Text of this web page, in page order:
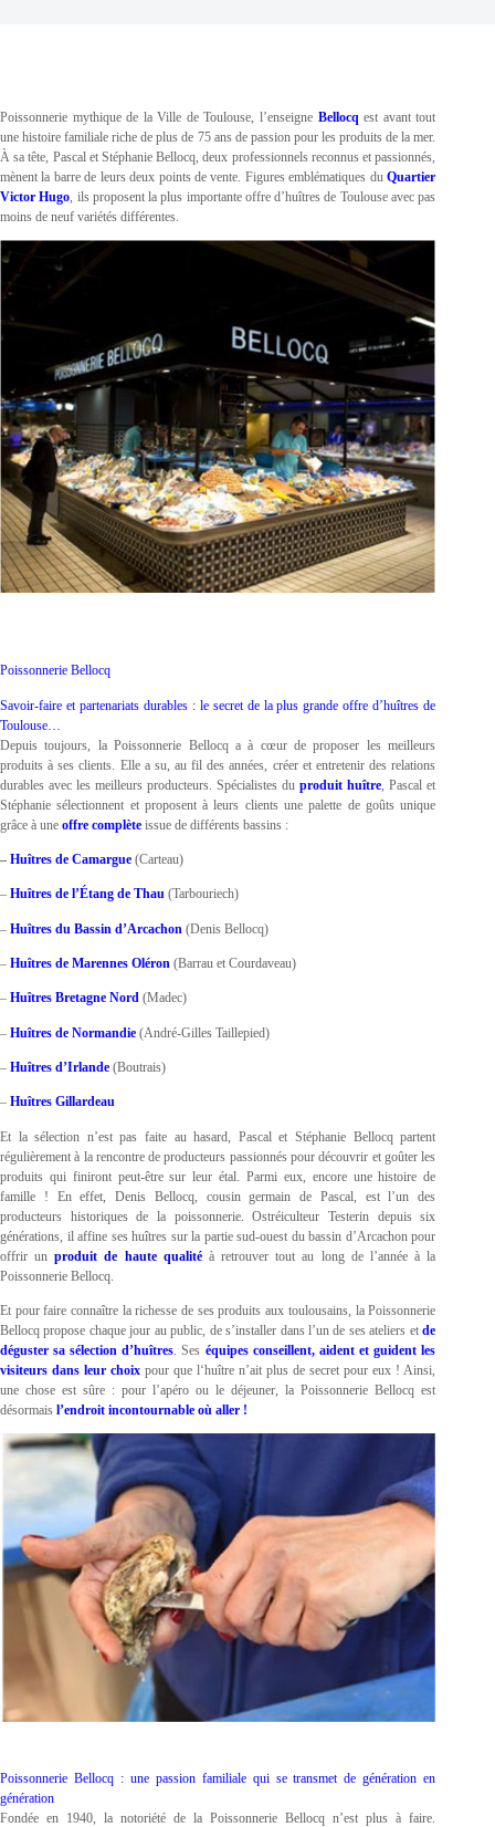
Poissonnerie mythique de la Ville de Toulouse, l’enseigne Bellocq est avant tout
une histoire familiale riche de plus de 75 ans de passion pour les produits de la mer.
À sa tête, Pascal et Stéphanie Bellocq, deux professionnels reconnus et passionnés,
mènent la barre de leurs deux points de vente. Figures emblématiques duQuartier
Victor Hugo, ils proposent la plus importante offre d’huîtres de Toulouse avec pas
moins de neuf variétés différentes.
Poissonnerie Bellocq
Savoir-faire et partenariats durables : le secret de la plus grande offre d’huîtres de
Toulouse…
Depuis toujours, la Poissonnerie Bellocq a à cœur de proposer les meilleurs
produits à ses clients. Elle a su, au fil des années, créer et entretenir des relations
durables avec les meilleurs producteurs. Spécialistes duproduit huître , Pascal et
Stéphanie sélectionnent et proposent à leurs clients une palette de goûts unique
grâce à une offre complète issue de différents bassins :
– Huîtres de Camargue (Carteau)
– Huîtres de l’Étang de Thau (Tarbouriech)
– Huîtres du Bassin d’Arcachon (Denis Bellocq)
– Huîtres de Marennes Oléron (Barrau et Courdaveau)
– Huîtres Bretagne Nord (Madec)
– Huîtres de Normandie (André-Gilles Taillepied)
– Huîtres d’Irlande (Boutrais)
– Huîtres Gillardeau
Et la sélection n’est pas faite au hasard, Pascal et Stéphanie Bellocq partent
régulièrement à la rencontre de producteurs passionnés pour découvrir et goûter les
produits qui finiront peut-être sur leur étal. Parmi eux, encore une histoire de
famille ! En effet, Denis Bellocq, cousin germain de Pascal, est l’un des
producteurs historiques de la poissonnerie. Ostréiculteur Testerin depuis six
générations, il affine ses huîtres sur la partie sud-ouest du bassin d’Arcachon pour
offrir unproduit de haute qualité à retrouver tout au long de l’année à la
Poissonnerie Bellocq.
Et pour faire connaître la richesse de ses produits aux toulousains, la Poissonnerie
Bellocq propose chaque jour au public, de s’installer dans l’un de ses ateliers etde
déguster sa sélection d’huîtres. Ses équipes conseillent, aident et guident les
visiteurs dans leur choix pour que l‘huître n’ait plus de secret pour eux ! Ainsi,
une chose est sûre : pour l’apéro ou le déjeuner, la Poissonnerie Bellocq est
désormais l’endroit incontournable où aller !
Poissonnerie Bellocq : une passion familiale qui se transmet de génération en
génération
Fondée en 1940, la notoriété de la Poissonnerie Bellocq n’est plus à faire.